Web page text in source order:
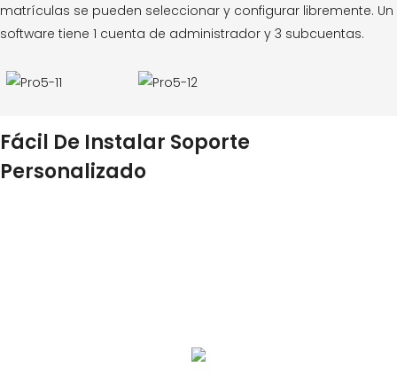
matrículas se pueden seleccionar y configurar libremente. Un
software tiene 1 cuenta de administrador y 3 subcuentas.
Fácil De Instalar Soporte
Personalizado